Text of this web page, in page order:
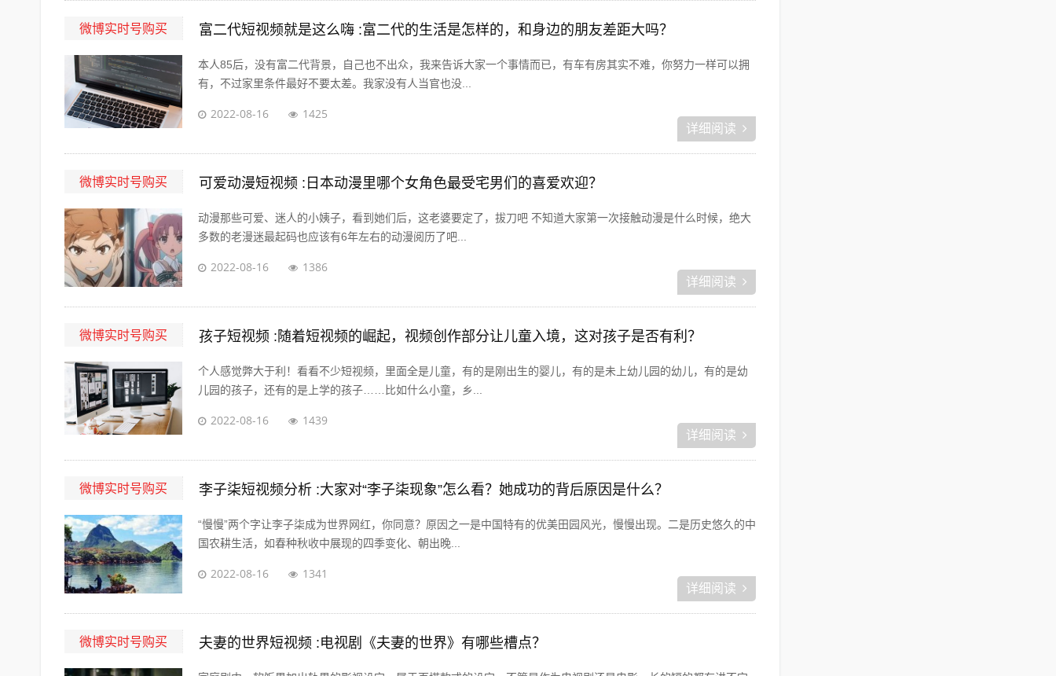
微博实时号购买 富二代短视频就是这么嗨 :富二代的生活是怎样的，和身边的朋友差距大吗？
本人85后，没有富二代背景，自己也不出众，我来告诉大家一个事情而已，有车有房其实不难，你努力一样可以拥
有，不过家里条件最好不要太差。我家没有人当官也没...
2022-08-16 1425
详细阅读
微博实时号购买 可爱动漫短视频 :日本动漫里哪个女角色最受宅男们的喜爱欢迎？
动漫那些可爱、迷人的小姨子，看到她们后，这老婆要定了，拔刀吧 不知道大家第一次接触动漫是什么时候，绝大
多数的老漫迷最起码也应该有6年左右的动漫阅历了吧...
2022-08-16 1386
详细阅读
微博实时号购买 孩子短视频 :随着短视频的崛起，视频创作部分让儿童入境，这对孩子是否有利？
个人感觉弊大于利！看看不少短视频，里面全是儿童，有的是刚出生的婴儿，有的是未上幼儿园的幼儿，有的是幼
儿园的孩子，还有的是上学的孩子……比如什么小童，乡...
2022-08-16 1439
详细阅读
微博实时号购买 李子柒短视频分析 :大家对“李子柒现象”怎么看？她成功的背后原因是什么？
“慢慢”两个字让李子柒成为世界网红，你同意？原因之一是中国特有的优美田园风光，慢慢出现。二是历史悠久的中
国农耕生活，如春种秋收中展现的四季变化、朝出晚...
2022-08-16 1341
详细阅读
微博实时号购买 夫妻的世界短视频 :电视剧《夫妻的世界》有哪些槽点？